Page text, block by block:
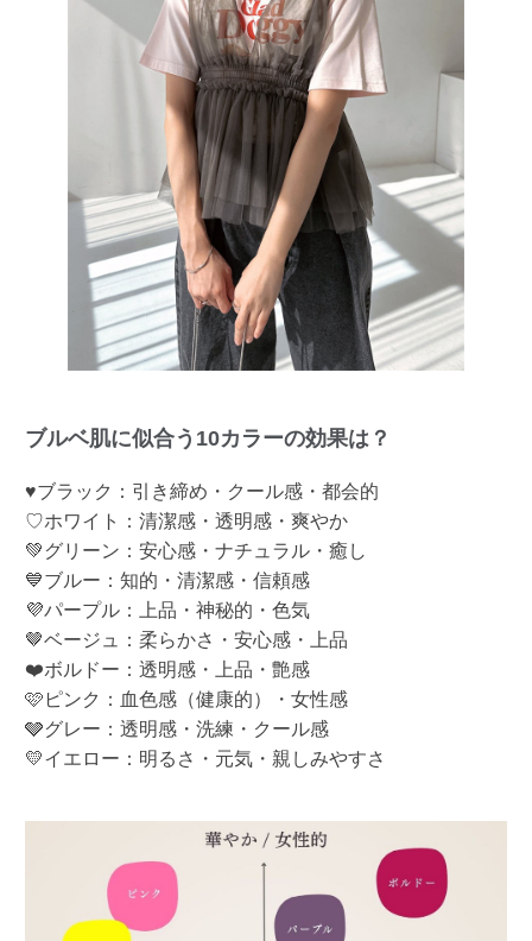
ブルベ肌に似合う10カラーの効果は？
♥ブラック：引き締め・クール感・都会的
♡ホワイト：清潔感・透明感・爽やか
💚グリーン：安心感・ナチュラル・癒し
💙ブルー：知的・清潔感・信頼感
💜パープル：上品・神秘的・色気
🤎ベージュ：柔らかさ・安心感・上品
❤️ボルドー：透明感・上品・艶感
🩷ピンク：血色感（健康的）・女性感
🩶グレー：透明感・洗練・クール感
💛イエロー：明るさ・元気・親しみやすさ